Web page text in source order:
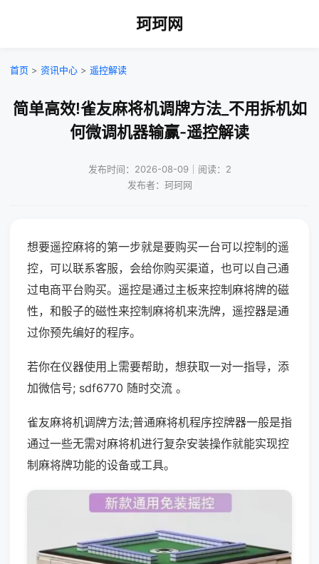
珂珂网
首页 > 资讯中心 > 遥控解读
简单高效!雀友麻将机调牌方法_不用拆机如
何微调机器输赢-遥控解读
发布时间：2026-08-09｜阅读：2
发布者：珂珂网
想要遥控麻将的第一步就是要购买一台可以控制的遥
控，可以联系客服，会给你购买渠道，也可以自己通
过电商平台购买。遥控是通过主板来控制麻将牌的磁
性，和骰子的磁性来控制麻将机来洗牌，遥控器是通
过你预先编好的程序。
若你在仪器使用上需要帮助，想获取一对一指导，添
加微信号; sdf6770 随时交流 。
雀友麻将机调牌方法;普通麻将机程序控牌器一般是指
通过一些无需对麻将机进行复杂安装操作就能实现控
制麻将牌功能的设备或工具。